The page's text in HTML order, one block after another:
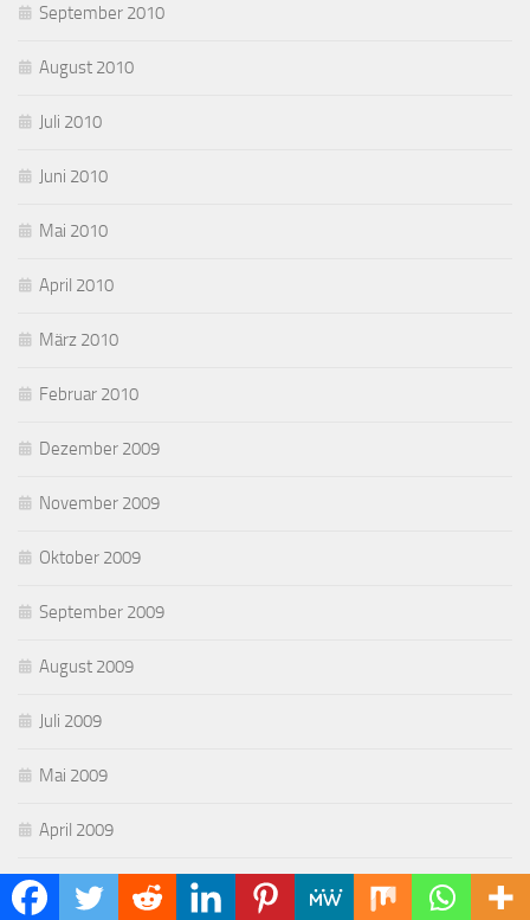
September 2010
August 2010
Juli 2010
Juni 2010
Mai 2010
April 2010
März 2010
Februar 2010
Dezember 2009
November 2009
Oktober 2009
September 2009
August 2009
Juli 2009
Mai 2009
April 2009
März 2009